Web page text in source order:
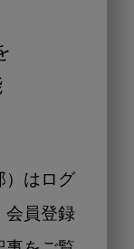
）はログ
会員登録